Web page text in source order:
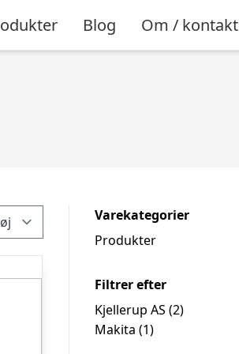
Blog Om / kontakt
Varekategorier
Produkter
Filtrer efter
Kjellerup AS (2)
Makita (1)